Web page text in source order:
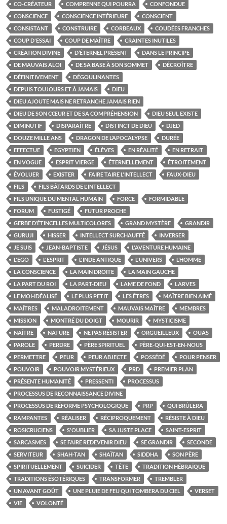
CO-CRÉATEUR COMPRENNE QUI POURRA
CONFONDUE
CONSCIENCE
CONSCIENCE INTÉRIEURE
CONSCIENT
CONSISTANT
CONSTRUIRE CORBEAUX
COUDÉES FRANCHES
COUP D'ESSAI
COUP DE MAÎTRE
CRAINTES INUTILES
CRÉATION DIVINE
D’ÉTERNEL PRÉSENT
DANS LE PRINCIPE
DE MAUVAIS ALOI
DE SA BASE À SON SOMMET
DÉCROÎTRE
DÉFINITIVEMENT
DÉGOULINANTES
DEPUIS TOUJOURS ET À JAMAIS
DIEU
DIEU AJOUTE MAIS NE RETRANCHE JAMAIS RIEN
DIEU DE SON CŒUR ET DE SA COMPRÉHENSION
DIEU SEUL EXISTE
DIMINUTIF
DISPARAÎTRE DISTINCT DE DIEU
DJED
DOUZE MILLE ANS
DRAGON DE L’APOCALYPSE
DURÉE
EFFECTUE
EGYPTIEN ÉLÈVES EN RÉALITÉ
EN RETRAIT
EN VOGUE
ESPRIT VIERGE ÉTERNELLEMENT
ÉTROITEMENT
ÉVOLUER
EXISTER FAIRE TAIRE L'INTELLECT
FAUX-DIEU
FILS
FILS BÂTARDS DE L'INTELLECT
FILS UNIQUE DU MENTAL HUMAIN
FORCE
FORMIDABLE
FORUM
FUSTIGÉ
FUTUR PROCHE
GERBE D’ÉTINCELLES MULTICOLORES
GRAND MYSTÈRE
GRANDIR
GURUJI
HISSER INTELLECT SURCHAUFFÉ
INVERSER
JE SUIS
JEAN-BAPTISTE JÉSUS
L'AVENTURE HUMAINE
L'EGO
L'ESPRIT L'INDE ANTIQUE L'UNIVERS
L’HOMME
LA CONSCIENCE
LA MAIN DROITE
LA MAIN GAUCHE
LA PART DU ROI
LA PART-DIEU LAME DE FOND
LARVES
LE MOI-IDÉALISÉ
LE PLUS PETIT LES ÊTRES
MAÎTRE BIEN AIMÉ
MAÎTRES
MALADROITEMENT MAUVAIS MAÎTRE
MEMBRES
MISSION
MONTRÉ DU DOIGT MOURIR
MYSTICISME
NAÎTRE
NATURE NE PAS RÉSISTER ORGUEILLEUX
OUAS
PAROLE
PERDRE PÈRE SPIRITUEL
PÈRE-QUI-EST-EN-NOUS
PERMETTRE
PEUR PEUR ABJECTE POSSÉDÉ
POUR PENSER
POUVOIR
POUVOIR MYSTÉRIEUX PRD
PREMIER PLAN
PRÉSENTE HUMANITÉ
PRESSENTI
PROCESSUS
PROCESSUS DE RECONNAISSANCE DIVINE
PROCESSUS DE RÉFORME PSYCHOLOGIQUE
PRP
QUI BRÛLERA
RAMPANTES
RÉALISER RÉCIPROQUEMENT
RÉSISTE À DIEU
ROSICRUCIENS
S'OUBLIER SA JUSTE PLACE
SAINT-ESPRIT
SARCASMES
SE FAIRE REDEVENIR DIEU SE GRANDIR
SECONDE
SERVITEUR
SHAH-TAN SHAÏTAN SIDDHA
SON PÈRE
SPIRITUELLEMENT
SUICIDER TÊTE
TRADITION HÉBRAÏQUE
TRADITIONS ÉSOTÉRIQUES
TRANSFORMER
TREMBLER
UN AVANT GOÛT
UNE PLUIE DE FEU QUI TOMBERA DU CIEL
VERSET
VIE
VOLONTÉ